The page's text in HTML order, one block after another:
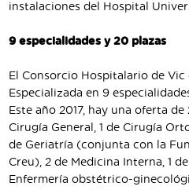
instalaciones del Hospital
9 especialidades y 20 plazas
El Consorcio Hospitalario de
Especializada en 9
Este año 2017, hay una oferta
Cirugía General, 1 de Cirugía
de Geriatría (conjunta con la
Creu), 2 de Medicina Interna, 1
Enfermería obstétrico-